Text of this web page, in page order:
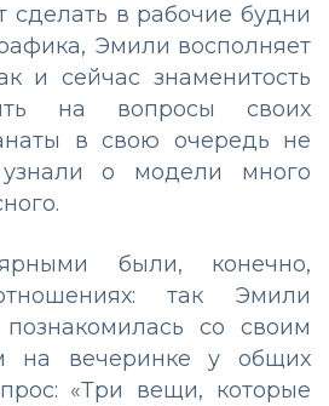
в рабочие будни
Эмили восполняет
и сейчас знаменитость
на вопросы своих
в свою очередь не
о модели много
были, конечно,
так Эмили
познакомилась со своим
на вечеринке у общих
«Три вещи, которые